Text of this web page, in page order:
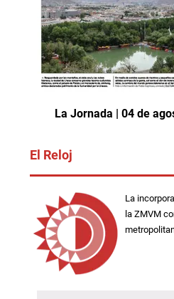
La Jornada | 04 de
El Reloj
La
la ZMVM